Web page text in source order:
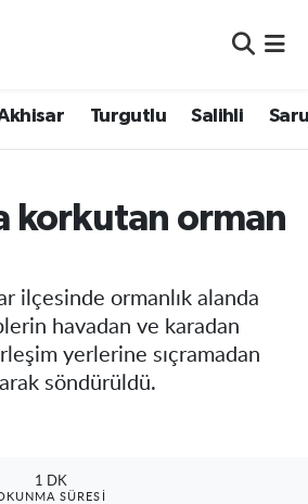
Turgutlu Salihli
korkutan orman
ilçesinde ormanlık alanda
havadan ve karadan
yerlerine sıçramadan
söndürüldü.
1 DK
SÜRESI
Eczaneler
Haritası
Durumu ve Fikstür